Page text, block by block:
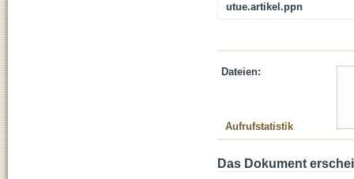
utue.artikel.ppn
Dateien:
Aufrufstatistik
Das Dokument